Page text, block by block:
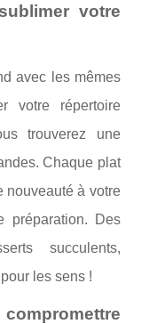
votre
avec les mêmes
votre répertoire
trouverez une
Chaque plat
nouveauté à votre
préparation. Des
succulents,
les sens !